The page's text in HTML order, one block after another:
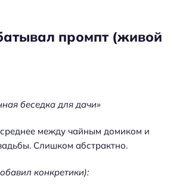
промпт (живой
беседка для дачи»
между чайным домиком и
Слишком абстрактно.
конкретики):